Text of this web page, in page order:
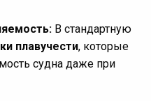
В стандартную
плавучести, которые
судна даже при